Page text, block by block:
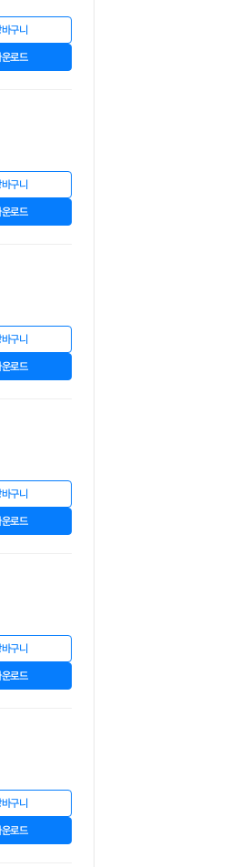
구니
로드
구니
로드
구니
로드
구니
로드
구니
로드
구니
로드